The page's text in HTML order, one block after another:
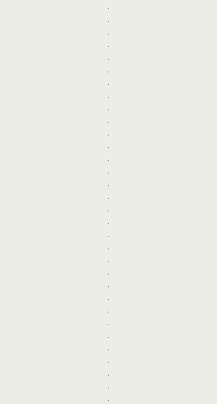
.
.
.
.
.
.
.
.
.
.
.
.
.
.
.
.
.
.
.
.
.
.
.
.
.
.
.
.
.
.
.
.